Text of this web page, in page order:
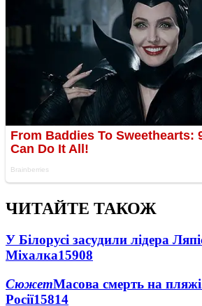
ЧИТАЙТЕ ТАКОЖ
У Білорусі засудили лідера
Міхалка15908
СюжетМасова смерть на
Росії15814